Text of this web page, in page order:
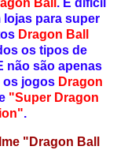
Ball . É difícil
lojas para super
Dragon Ball
os tipos de
não são apenas
os jogos Dragon
"Super Dragon
.
"Dragon Ball